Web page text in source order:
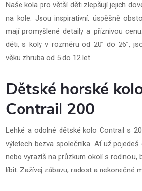
Naše kola pro větší děti zlepšují jejich
na kole. Jsou inspirativní, úspěšně
mají promyšlené detaily a příznivou
děti, s koly v rozměru od 20” do 26”,
věku zhruba od 5 do 12 let.
Dětské horské
Contrail 200
Lehké a odolné dětské kolo Contrail s
výletech bezva společníka. Ať už
nebo vyrazíš na průzkum okolí s rodinou,
líbit. Zažívej zábavu, radost a nekonečné